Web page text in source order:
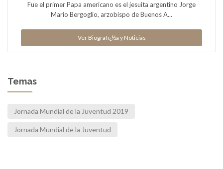
Fue el primer Papa americano es el jesuita argentino Jorge
Mario Bergoglio, arzobispo de Buenos A...
Ver Biografï¿½a y Noticias
Temas
Jornada Mundial de la Juventud 2019
Jornada Mundial de la Juventud